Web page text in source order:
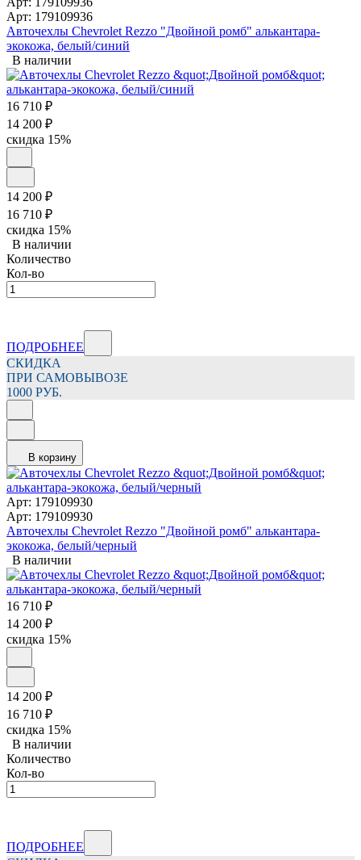
Арт: 179109936
Авточехлы Chevrolet Rezzo "Двойной ромб" алькантара-
экокожа, белый/синий
В наличии
16 710 ₽
14 200 ₽
скидка 15%
14 200 ₽
16 710 ₽
скидка 15%
В наличии
Количество
Кол-во
ПОДРОБНЕЕ
СКИДКА
ПРИ САМОВЫВОЗЕ
1000 РУБ.
В корзину
Арт: 179109930
Арт: 179109930
Авточехлы Chevrolet Rezzo "Двойной ромб" алькантара-
экокожа, белый/черный
В наличии
16 710 ₽
14 200 ₽
скидка 15%
14 200 ₽
16 710 ₽
скидка 15%
В наличии
Количество
Кол-во
ПОДРОБНЕЕ